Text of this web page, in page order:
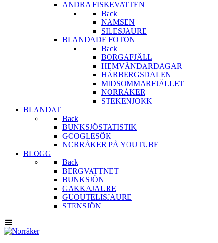
ANDRA FISKEVATTEN
Back
NAMSEN
SILESJAURE
BLANDADE FOTON
Back
BORGAFJÄLL
HEMVÄNDARDAGAR
HÄRBERGSDALEN
MIDSOMMARFJÄLLET
NORRÅKER
STEKENJOKK
BLANDAT
Back
BUNKSJÖSTATISTIK
GOOGLESÖK
NORRÅKER PÅ YOUTUBE
BLOGG
Back
BERGVATTNET
BUNKSJÖN
GAKKAJAURE
GUOUTELISJAURE
STENSJÖN